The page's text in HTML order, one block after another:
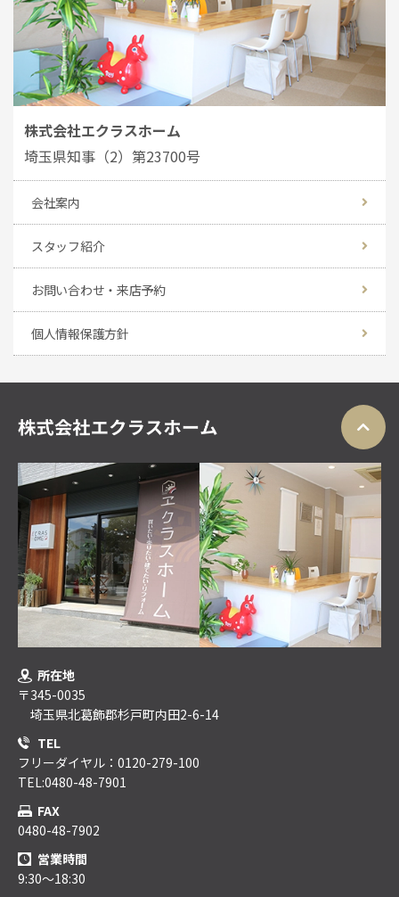
株式会社エクラスホーム
埼玉県知事（2）第23700号
会社案内
スタッフ紹介
お問い合わせ・来店予約
個人情報保護方針
所在地
〒345-0035
埼玉県北葛飾郡杉戸町内田2-6-14
TEL
フリーダイヤル：0120-279-100
TEL:0480-48-7901
FAX
0480-48-7902
営業時間
9:30～18:30